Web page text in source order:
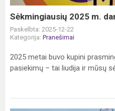
Sėkmingiausių 2025 m.
Paskelbta: 2025-12-22
Kategorija: Pranešimai
2025 metai buvo kupini
pasiekimų – tai liudija ir mūsų